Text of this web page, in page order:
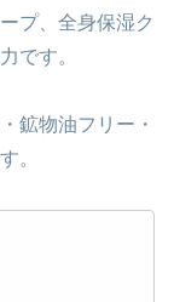
プ、全身保湿ク
です。
鉱物油フリー・
。